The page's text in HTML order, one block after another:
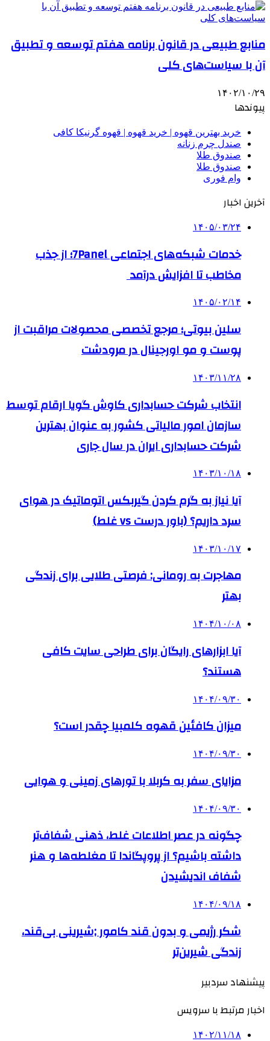
منابع طبیعی در قانون برنامه هفتم توسعه و تطبیق
آن با سیاست‌های کلی
۱۴۰۲/۱۰/۲۹
پیوندها
خرید بهترین قهوه | خرید قهوه | قهوه گرنیکا کافی
صندل چرم زنانه
صندوق طلا
صندوق طلا
وام فوری
آخرین اخبار
۱۴۰۵/۰۳/۲۴
خدمات شبکه‌های اجتماعی 7Panel؛ از جذب
مخاطب تا افزایش درآمد
۱۴۰۵/۰۲/۱۴
سلین بیوتی؛ مرجع تخصصی محصولات مراقبت از
پوست و مو اورجینال در مرودشت
۱۴۰۳/۱۱/۲۸
انتخاب شرکت حسابداری کاوش گویا ارقام توسط
سازمان امور مالیاتی کشور به عنوان بهترین
شرکت حسابداری ایران در سال جاری
۱۴۰۳/۱۰/۱۸
آیا نیاز به گرم کردن گیربکس اتوماتیک در هوای
سرد داریم؟ (باور درست vs غلط)
۱۴۰۳/۱۰/۱۷
مهاجرت به رومانی: فرصتی طلایی برای زندگی
بهتر
۱۴۰۴/۱۰/۰۸
آیا ابزارهای رایگان برای طراحی سایت کافی
هستند؟
۱۴۰۴/۰۹/۳۰
میزان کافئین قهوه کلمبیا چقدر است؟
۱۴۰۴/۰۹/۳۰
مزایای سفر به کربلا با تورهای زمینی و هوایی
۱۴۰۴/۰۹/۳۰
چگونه در عصر اطلاعات غلط، ذهنی شفاف‌تر
داشته باشیم؟ از پروپگاندا تا مغلطه‌ها و هنر
شفاف اندیشیدن
۱۴۰۴/۰۹/۱۸
شکر رژیمی و بدون قند کامور ;شیرینی بی‌قند،
زندگی شیرین‌تر
پیشنهاد سردبیر
اخبار مرتبط با سرویس
۱۴۰۲/۱۱/۱۸